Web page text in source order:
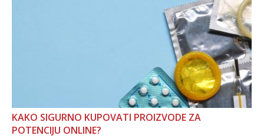
KAKO SIGURNO KUPOVATI PROIZVODE ZA
POTENCIJU ONLINE?